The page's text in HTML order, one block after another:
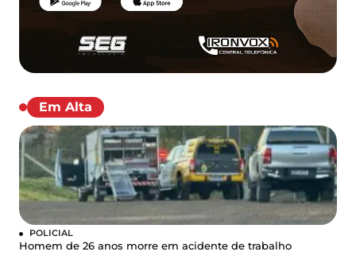
Em Alta
POLICIAL
Homem de 26 anos morre em acidente de trabalho